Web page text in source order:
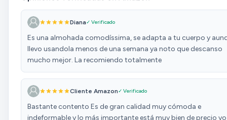
Diana✓ Verificado
Es una almohada comodíssima, se adapta a tu cuerpo y
llevo usandola menos de una semana ya noto que descanso
mucho mejor. La recomiendo totalmente
Cliente Amazon✓ Verificado
Bastante contento Es de gran calidad muy cómoda e
indeformable y lo más importante está muy bien de precio